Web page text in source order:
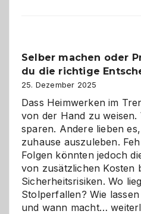
und
Zukunft
Selber machen oder
du die richtige
25. Dezember 2025
Dass Heimwerken im
von der Hand zu weisen.
sparen. Andere lieben
zuhause auszuleben.
Folgen könnten jedoch
von zusätzlichen Kosten
Sicherheitsrisiken. Wo
Stolperfallen? Wie
und wann macht…Selber